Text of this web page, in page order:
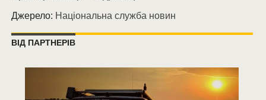
Джерело: Національна служба новин
ВІД ПАРТНЕРІВ